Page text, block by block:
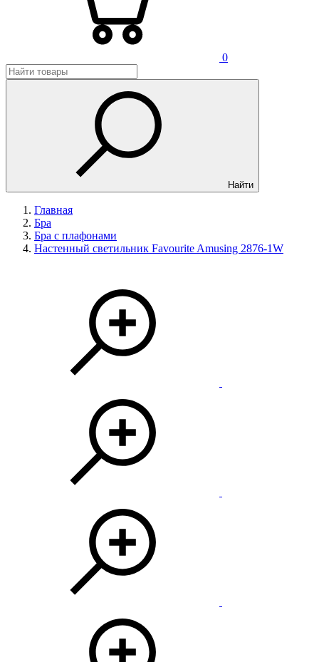
0
Найти
Главная
Бра
Бра с плафонами
Настенный светильник Favourite Amusing 2876-1W